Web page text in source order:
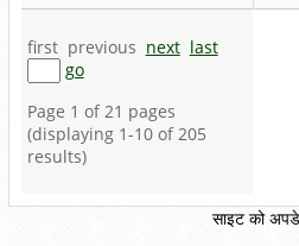
first previous next last
go
Page 1 of 21 pages
(displaying 1-10 of 205
results)
साइट को